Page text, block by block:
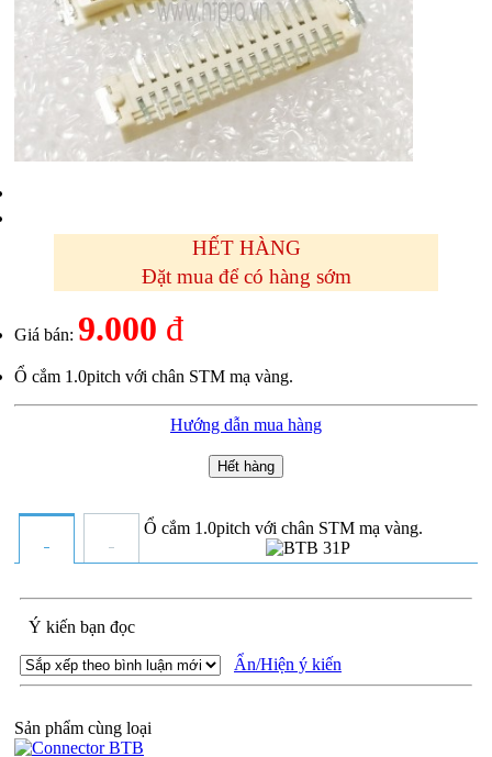
HẾT HÀNG
Đặt mua để có hàng sớm
Giá bán: 9.000 đ
Ổ cắm 1.0pitch với chân STM mạ vàng.
Hướng dẫn mua hàng
Hết hàng
Ổ cắm 1.0pitch với chân STM mạ vàng.
Ý kiến bạn đọc
Ẩn/Hiện ý kiến
Sản phẩm cùng loại